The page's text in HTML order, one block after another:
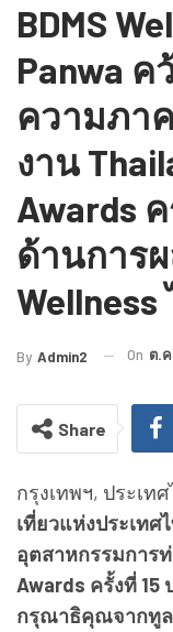
BDMS
Panwa ค
ความภา
งาน
Awards
ด้านการ
By Admin2 On ต.ค
Share
กรุงเทพฯ, ประเท
เที่ยวแห่งประเทศ
อุตสาหกรรมการท่
Awards ครั้งที่ 15
กรุณาธิคุณจากทู